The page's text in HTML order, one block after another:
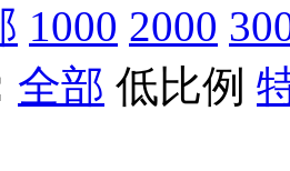
1000 2000
全部 低比例